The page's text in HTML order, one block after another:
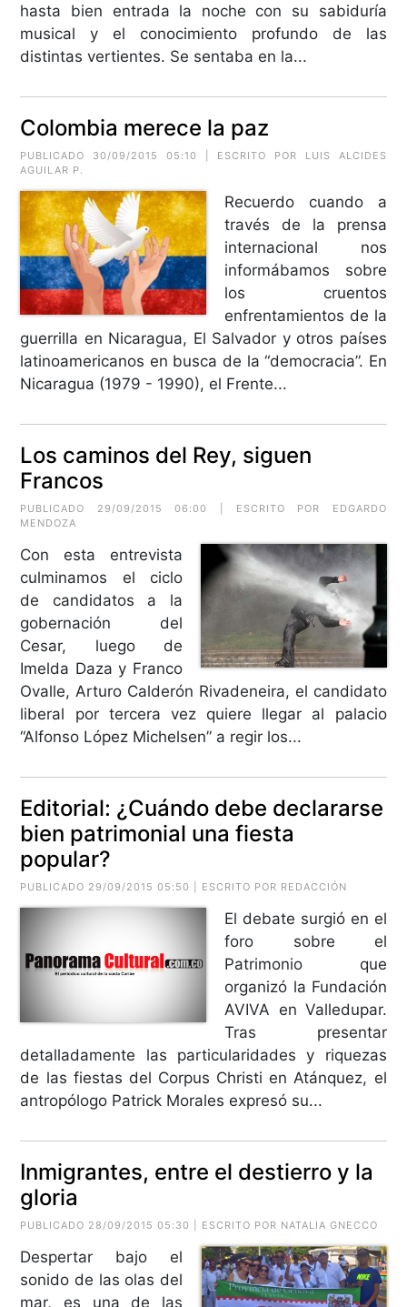
hasta bien entrada la noche con su sabiduría
musical y el conocimiento profundo de las
distintas vertientes. Se sentaba en la...
Colombia merece la paz
PUBLICADO 30/09/2015 05:10 | ESCRITO POR LUIS ALCIDES
AGUILAR P.
Recuerdo cuando a
través de la prensa
internacional nos
informábamos sobre
los cruentos
enfrentamientos de la
guerrilla en Nicaragua, El Salvador y otros países
latinoamericanos en busca de la “democracia”. En
Nicaragua (1979 - 1990), el Frente...
Los caminos del Rey, siguen
Francos
PUBLICADO 29/09/2015 06:00 | ESCRITO POR
EDGARDO
MENDOZA
Con esta entrevista
culminamos el ciclo
de candidatos a la
gobernación del
Cesar, luego de
Imelda Daza y Franco
Ovalle, Arturo Calderón Rivadeneira, el candidato
liberal por tercera vez quiere llegar al palacio
“Alfonso López Michelsen” a regir los...
Editorial: ¿Cuándo debe declararse
bien patrimonial una fiesta
popular?
PUBLICADO 29/09/2015 05:50 | ESCRITO POR REDACCIÓN
El debate surgió en el
foro sobre el
Patrimonio que
organizó la Fundación
AVIVA en Valledupar.
Tras presentar
detalladamente las particularidades y riquezas
de las fiestas del Corpus Christi en Atánquez, el
antropólogo Patrick Morales expresó su...
Inmigrantes, entre el destierro y la
gloria
PUBLICADO 28/09/2015 05:30 | ESCRITO POR NATALIA GNECCO
Despertar bajo el
sonido de las olas del
mar, es una de las